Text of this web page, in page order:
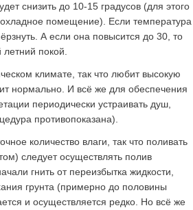
снизить до 10-15 градусов (для этого
помещение). Если температура
А если она повысится до 30, то
летний покой.
климате, так что любит высокую
нормально. И всё же для обеспечения
периодически устраивать душ,
противопоказана).
количество влаги, так что поливать
следует осуществлять полив
гнить от переизбытка жидкости,
грунта (примерно до половины
и осуществляется редко. Но всё же